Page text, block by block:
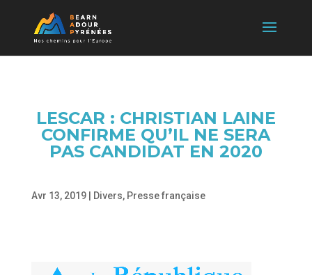
LESCAR : CHRISTIAN LAINE
CONFIRME QU’IL NE SERA
PAS CANDIDAT EN 2020
Avr 13, 2019| Divers, Presse française